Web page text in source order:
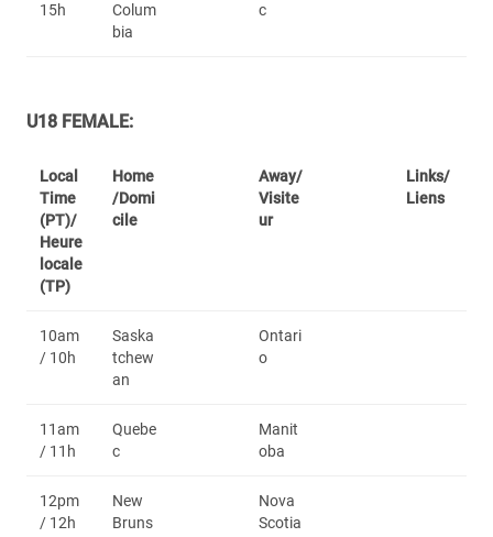
15h
Colum
bia
c
U18 FEMALE:
Local
Time
(PT)/
Heure
locale
(TP)
Home
/Domi
cile
Away/
Visite
ur
Links/
Liens
10am
/ 10h
Saska
tchew
an
Ontari
o
11am
/ 11h
Quebe
c
Manit
oba
12pm
/ 12h
New
Bruns
Nova
Scotia